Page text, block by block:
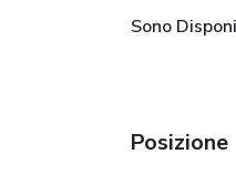
Sono
Posizione